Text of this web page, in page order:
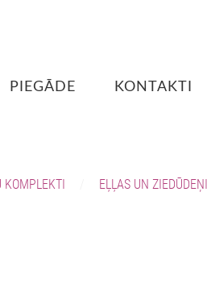
PIEGĀDE KONTAKTI
KOMPLEKTI EĻĻAS UN ZIEDŪDEŅI